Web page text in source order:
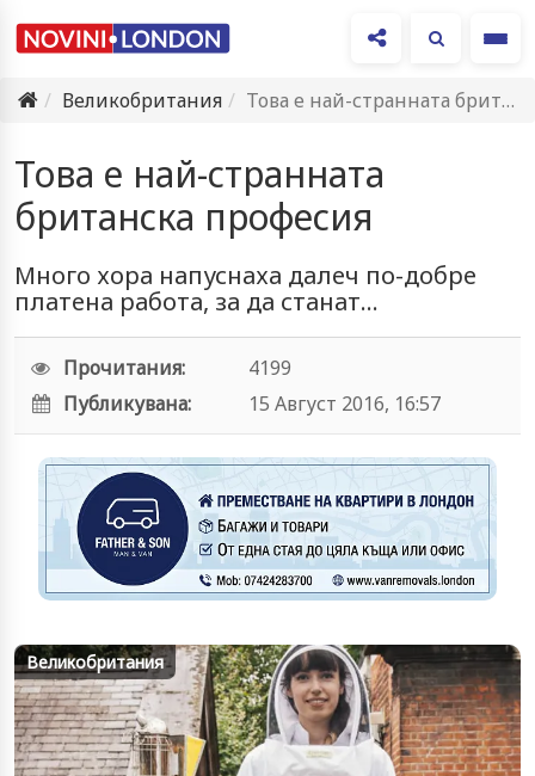
Великобритания
Това е най-странната британска професия
Това е най-странната
британска професия
Много хора напуснаха далеч по-добре
платена работа, за да станат...
Прочитания:
4199
Публикувана:
15 Август 2016, 16:57
Великобритания